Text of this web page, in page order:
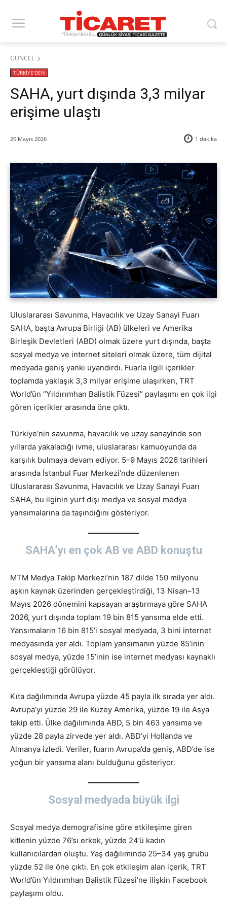
GÜNCEL
TÜRKİYE'DEN
SAHA, yurt dışında 3,3 milyar
erişime ulaştı
20 Mayıs 2026 1 dakika
Uluslararası Savunma, Havacılık ve Uzay Sanayi Fuarı
SAHA, başta Avrupa Birliği (AB) ülkeleri ve Amerika
Birleşik Devletleri (ABD) olmak üzere yurt dışında, başta
sosyal medya ve internet siteleri olmak üzere, tüm dijital
medyada geniş yankı uyandırdı. Fuarla ilgili içerikler
toplamda yaklaşık 3,3 milyar erişime ulaşırken, TRT
World’ün “Yıldırımhan Balistik Füzesi” paylaşımı en çok ilgi
gören içerikler arasında öne çıktı.
Türkiye’nin savunma, havacılık ve uzay sanayinde son
yıllarda yakaladığı ivme, uluslararası kamuoyunda da
karşılık bulmaya devam ediyor. 5–9 Mayıs 2026 tarihleri
arasında İstanbul Fuar Merkezi’nde düzenlenen
Uluslararası Savunma, Havacılık ve Uzay Sanayi Fuarı
SAHA, bu ilginin yurt dışı medya ve sosyal medya
yansımalarına da taşındığını gösteriyor.
SAHA’yı en çok AB ve ABD konuştu
MTM Medya Takip Merkezi’nin 187 dilde 150 milyonu
aşkın kaynak üzerinden gerçekleştirdiği, 13 Nisan–13
Mayıs 2026 dönemini kapsayan araştırmaya göre SAHA
2026, yurt dışında toplam 19 bin 815 yansıma elde etti.
Yansımaların 16 bin 815’i sosyal medyada, 3 bini internet
medyasında yer aldı. Toplam yansımanın yüzde 85’inin
sosyal medya, yüzde 15’inin ise internet medyası kaynaklı
gerçekleştiği görülüyor.
Kıta dağılımında Avrupa yüzde 45 payla ilk sırada yer aldı.
Avrupa’yı yüzde 29 ile Kuzey Amerika, yüzde 19 ile Asya
takip etti. Ülke dağılımında ABD, 5 bin 463 yansıma ve
yüzde 28 payla zirvede yer aldı. ABD’yi Hollanda ve
Almanya izledi. Veriler, fuarın Avrupa’da geniş, ABD’de ise
yoğun bir yansıma alanı bulduğunu gösteriyor.
Sosyal medyada büyük ilgi
Sosyal medya demografisine göre etkileşime giren
kitlenin yüzde 76’sı erkek, yüzde 24’ü kadın
kullanıcılardan oluştu. Yaş dağılımında 25–34 yaş grubu
yüzde 52 ile öne çıktı. En çok etkileşim alan içerik, TRT
World’ün Yıldırımhan Balistik Füzesi’ne ilişkin Facebook
paylaşımı oldu.